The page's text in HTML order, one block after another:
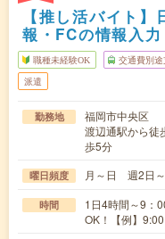
【推し活バイト
報・FCの情報入力
職種未経験OK 交通費別途
派遣
勤務地
福岡市中央区
渡辺通駅から徒
歩5分
曜日頻度 月～日 週2日
時間
1日4時間～9：
OK！【例】